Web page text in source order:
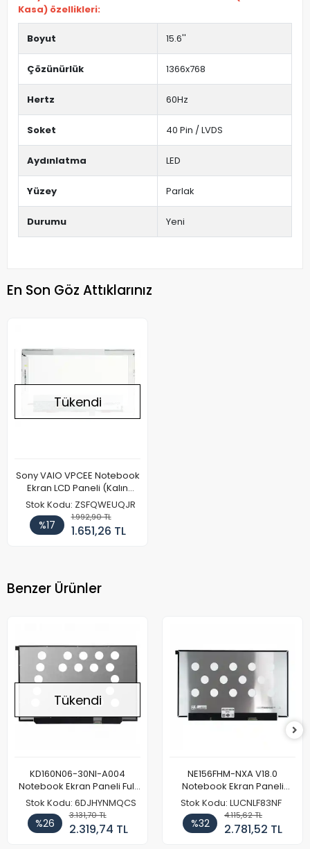
Kasa) özellikleri:
Boyut 15.6''
Çözünürlük 1366x768
Hertz 60Hz
Soket 40 Pin / LVDS
Aydınlatma LED
Yüzey Parlak
Durumu Yeni
En Son Göz Attıklarınız
Tükendi
Sony VAIO VPCEE Notebook
Ekran LCD Paneli (Kalın
Kasa)
Stok Kodu: ZSFQWEUQJR
%17
1.992,90 TL
1.651,26 TL
Benzer Ürünler
Tükendi
KD160N06-30NI-A004
Notebook Ekran Paneli Full
HD
Stok Kodu: 6DJHYNMQCS
%26
3.131,70 TL
2.319,74 TL
NE156FHM-NXA V18.0
Notebook Ekran Paneli
144Hz
Stok Kodu: LUCNLF83NF
%32
4.115,62 TL
2.781,52 TL